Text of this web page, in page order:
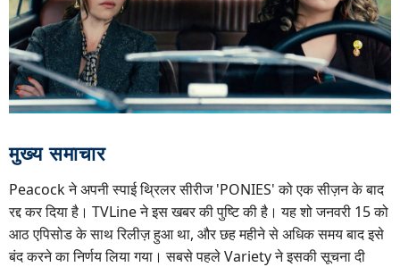
मुख्य समाचार
Peacock ने अपनी स्पाई थ्रिलर सीरीज 'PONIES' को एक सीज़न के बाद
रद्द कर दिया है। TVLine ने इस खबर की पुष्टि की है। यह शो जनवरी 15 को
आठ एपिसोड के साथ रिलीज़ हुआ था, और छह महीने से अधिक समय बाद इसे
बंद करने का निर्णय लिया गया। सबसे पहले Variety ने इसकी सूचना दी